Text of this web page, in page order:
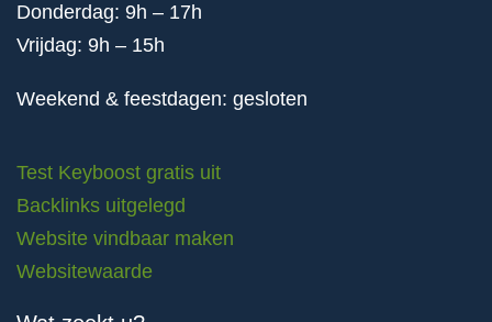
Donderdag: 9h – 17h
Vrijdag: 9h – 15h
Weekend & feestdagen: gesloten
Test Keyboost gratis uit
Backlinks uitgelegd
Website vindbaar maken
Websitewaarde